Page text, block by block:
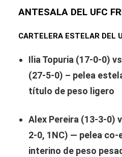
ANTESALA DEL UFC
CARTELERA ESTELAR DEL
Ilia Topuria (17-0-0)
(27-5-0) – pelea
título de peso ligero
Alex Pereira (13-3-0)
2-0, 1NC) — pelea
interino de peso